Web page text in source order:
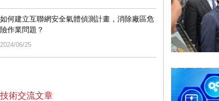
如何建立互聯網安全氣體偵測計畫，消除廠區危
險作業問題？
2024/06/25
技術交流文章